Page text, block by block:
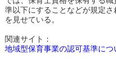
準以下にすることなどが規定
を見せている。
関連サイト：
地域型保育事業の認可基準につ